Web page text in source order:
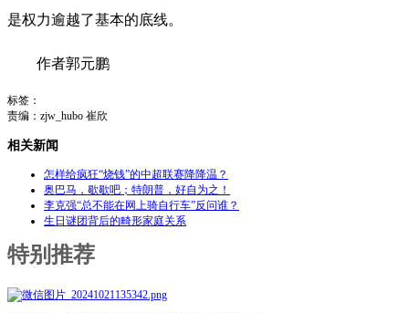
是权力逾越了基本的底线。
作者郭元鹏
标签：
责编：zjw_hubo 崔欣
相关新闻
怎样给疯狂“烧钱”的中超联赛降降温？
奥巴马，歇歇吧；特朗普，好自为之！
李克强“总不能在网上骑自行车”反问谁？
生日谜团背后的畸形家庭关系
特别推荐